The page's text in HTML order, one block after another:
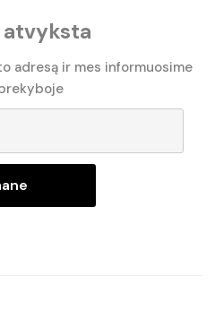
atvyksta
adresą ir mes informuosime